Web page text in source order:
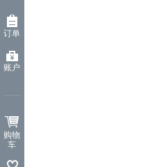
订单
账户
购物
车